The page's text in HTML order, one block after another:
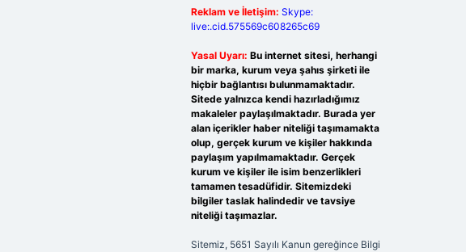
Reklam ve İletişim: Skype:
live:.cid.575569c608265c69
Yasal Uyarı: Bu internet sitesi, herhangi
bir marka, kurum veya şahıs şirketi ile
hiçbir bağlantısı bulunmamaktadır.
Sitede yalnızca kendi hazırladığımız
makaleler paylaşılmaktadır. Burada yer
alan içerikler haber niteliği taşımamakta
olup, gerçek kurum ve kişiler hakkında
paylaşım yapılmamaktadır. Gerçek
kurum ve kişiler ile isim benzerlikleri
tamamen tesadüfidir. Sitemizdeki
bilgiler taslak halindedir ve tavsiye
niteliği taşımazlar.
Sitemiz, 5651 Sayılı Kanun gereğince Bilgi